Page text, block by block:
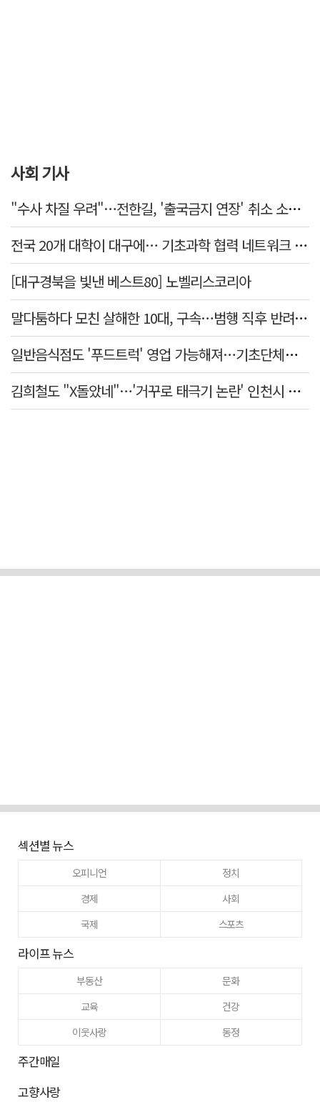
사회 기사
"수사 차질 우려"…전한길, '출국금지 연장' 취소 소송 패소
전국 20개 대학이 대구에… 기초과학 협력 네트워크 출범하다
[대구경북을 빛낸 베스트80] 노벨리스코리아
말다툼하다 모친 살해한 10대, 구속…범행 직후 반려견도 죽여
일반음식점도 '푸드트럭' 영업 가능해져…기초단체별 조례 개정 움직임
김희철도 "X돌았네"…'거꾸로 태극기 논란' 인천시 현수막, 이틀 만에 철거
섹션별 뉴스
오피니언
정치
경제
사회
국제
스포츠
라이프 뉴스
부동산
문화
교육
건강
이웃사랑
동정
주간매일
고향사랑